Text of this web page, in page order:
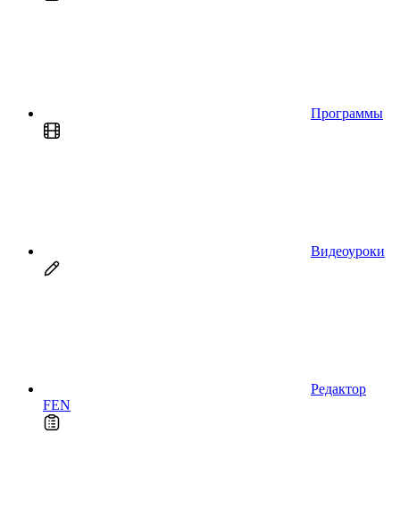
Программы
Видеоуроки
Редактор
FEN